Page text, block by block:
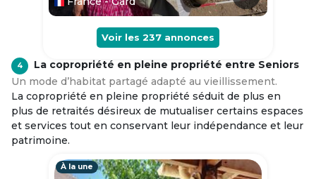
Voir les 237 annonces
4
La copropriété en pleine propriété entre Seniors
Un mode d’habitat partagé adapté au vieillissement.
La copropriété en pleine propriété séduit de plus en
plus de retraités désireux de mutualiser certains espaces
et services tout en conservant leur indépendance et leur
patrimoine.
À la une